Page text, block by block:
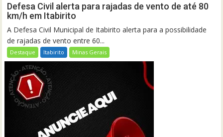
Defesa Civil alerta para rajadas de vento de até 80
km/h em Itabirito
A Defesa Civil Municipal de Itabirito alerta para a possibilidade
de rajadas de vento entre 60...
Destaque Itabirito Minas Gerais